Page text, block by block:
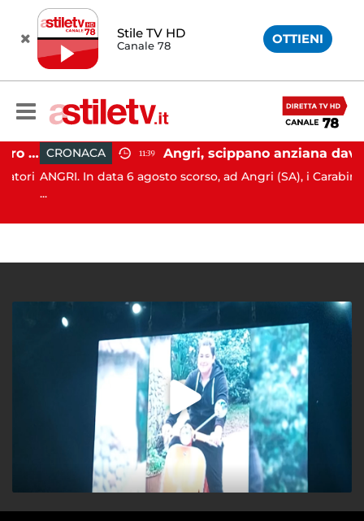
Stile TV HD
Canale 78 OTTIENI
Firme digitali utilizzate a loro insaputa: 9 indagati nel Vallo di Diano CRONACA 11:39 Angri, scippano anziana davanti ad un negozio: tre arresti
ANGRI. In data 6 agosto scorso, ad Angri (SA), i Carabinieri